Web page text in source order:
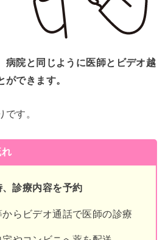
病院と同じように医師とビデオ越
ができます。
す。
診療内容を予約
からビデオ通話で医師の診療